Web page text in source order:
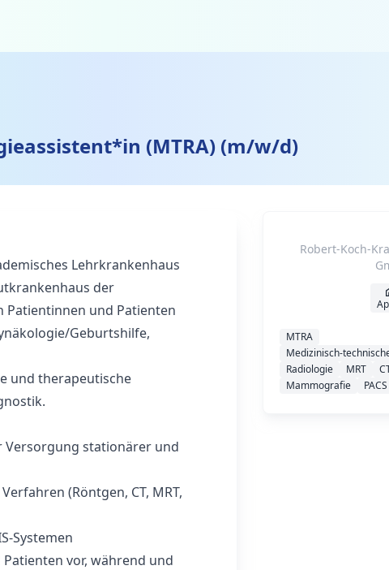
(MTRA) (m/w/d)
Lehrkrankenhaus
der
Patientinnen und Patienten
Geburtshilfe,
und therapeutische
stationärer und
(Röntgen, CT, MRT,
Systemen
vor, während und
Robert-Koch-
MTRA
Medizinisch-
Radiologie
MRT
Mammografie
PACS